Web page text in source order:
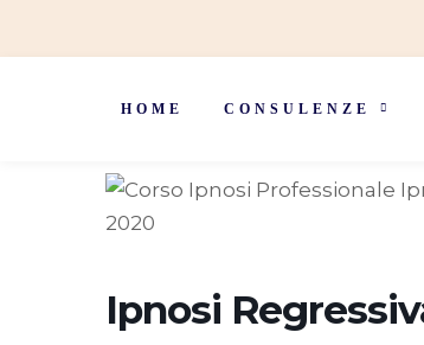
HOME CONSULENZE
Ipnosi